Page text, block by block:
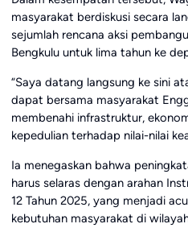
masyarakat berdiskusi secara
sejumlah rencana aksi
Bengkulu untuk lima tahun ke
“Saya datang langsung ke sini
dapat bersama masyarakat
membenahi infrastruktur,
kepedulian terhadap nilai-nilai
Ia menegaskan bahwa
harus selaras dengan arahan
12 Tahun 2025, yang menjadi
kebutuhan masyarakat di